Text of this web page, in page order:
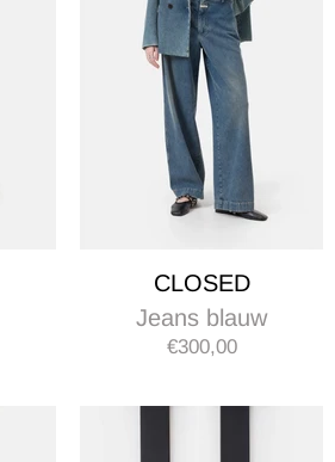
CLOSED
Jeans blauw
€300,00